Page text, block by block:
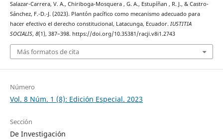
Salazar-Carrera, V. A., Chiriboga-Mosquera , G. A., Estupíñan , R. J., & Castro-
Sánchez, F.-D.-J. (2023). Plantón pacífico como mecanismo adecuado para
hacer efectivo el derecho constitucional, Latacunga, Ecuador. IUSTITIA
SOCIALIS, 8(1), 387–398. https://doi.org/10.35381/racji.v8i1.2743
Más formatos de cita
Número
Vol. 8 Núm. 1 (8): Edición Especial. 2023
Sección
De Investigación